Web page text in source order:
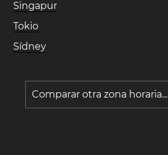
Singapur
Tokio
Sídney
Comparar otra zona horaria...